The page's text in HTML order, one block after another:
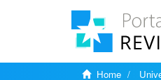
Home